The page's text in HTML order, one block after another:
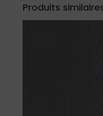
Produits